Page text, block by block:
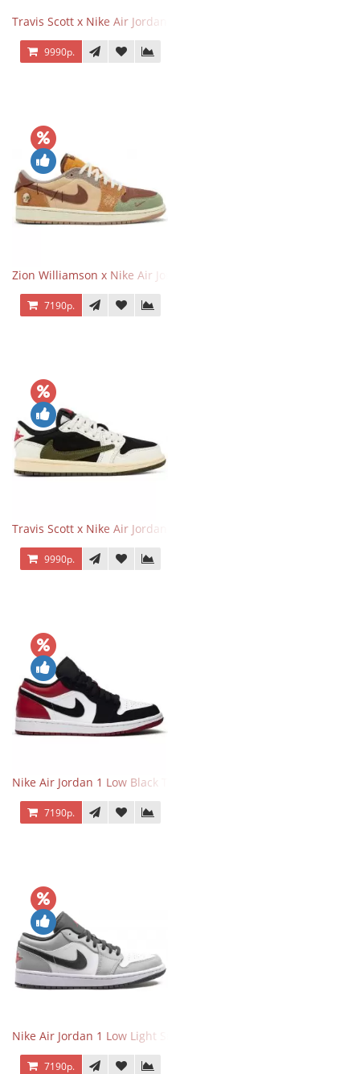
Travis Scott x Nike Air Jordan 1 Retro Low OG SP Black Phantom
9990р.
Zion Williamson x Nike Air Jordan 1 Retro Low OG Voodoo
7190р.
Travis Scott x Nike Air Jordan 1 Retro Low OG SP Olive
9990р.
Nike Air Jordan 1 Low Black Toe
7190р.
Nike Air Jordan 1 Low Light Smoke Grey
7190р.